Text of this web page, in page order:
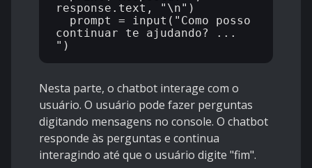
response.text, "\n")
continuar te ajudando? ...
Nesta parte, o chatbot interage com o
usuário. O usuário pode fazer perguntas
digitando mensagens no console. O chatbot
responde às perguntas e continua
interagindo até que o usuário digite "fim".